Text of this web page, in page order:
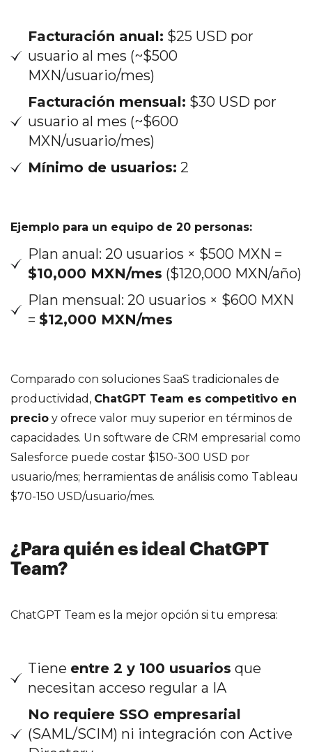
Facturación anual: $25 USD por
usuario al mes (~$500
MXN/usuario/mes)
Facturación mensual: $30 USD por
usuario al mes (~$600
MXN/usuario/mes)
Mínimo de usuarios: 2
Ejemplo para un equipo de 20 personas:
Plan anual: 20 usuarios × $500 MXN =
$10,000 MXN/mes ($120,000 MXN/año)
Plan mensual: 20 usuarios × $600 MXN
= $12,000 MXN/mes
Comparado con soluciones SaaS tradicionales de
productividad, ChatGPT Team es competitivo en
precio y ofrece valor muy superior en términos de
capacidades. Un software de CRM empresarial como
Salesforce puede costar $150-300 USD por
usuario/mes; herramientas de análisis como Tableau
$70-150 USD/usuario/mes.
¿Para quién es ideal ChatGPT
Team?
ChatGPT Team es la mejor opción si tu empresa:
Tiene entre 2 y 100 usuarios que
necesitan acceso regular a IA
No requiere SSO empresarial
(SAML/SCIM) ni integración con Active